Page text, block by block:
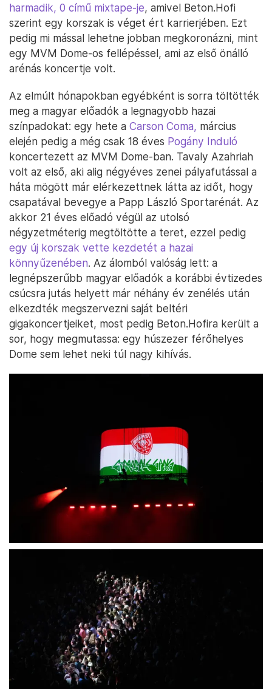
harmadik, 0 című mixtape-je, amivel Beton.Hofi
szerint egy korszak is véget ért karrierjében. Ezt
pedig mi mással lehetne jobban megkoronázni, mint
egy MVM Dome-os fellépéssel, ami az első önálló
arénás koncertje volt.
Az elmúlt hónapokban egyébként is sorra töltötték
meg a magyar előadók a legnagyobb hazai
színpadokat: egy hete a Carson Coma, március
elején pedig a még csak 18 éves Pogány Induló
koncertezett az MVM Dome-ban. Tavaly Azahriah
volt az első, aki alig négyéves zenei pályafutással a
háta mögött már elérkezettnek látta az időt, hogy
csapatával bevegye a Papp László Sportarénát. Az
akkor 21 éves előadó végül az utolsó
négyzetméterig megtöltötte a teret, ezzel pedig
egy új korszak vette kezdetét a hazai
könnyűzenében. Az álomból valóság lett: a
legnépszerűbb magyar előadók a korábbi évtizedes
csúcsra jutás helyett már néhány év zenélés után
elkezdték megszervezni saját beltéri
gigakoncertjeiket, most pedig Beton.Hofira került a
sor, hogy megmutassa: egy húszezer férőhelyes
Dome sem lehet neki túl nagy kihívás.